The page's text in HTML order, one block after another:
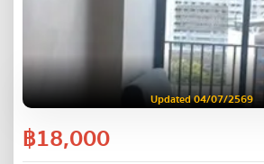
Updated 04/07/2569
฿18,000